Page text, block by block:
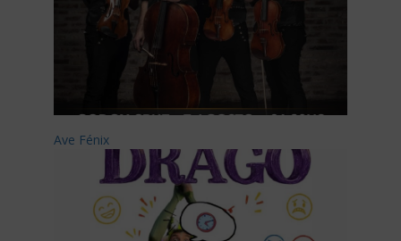
Ave Fénix